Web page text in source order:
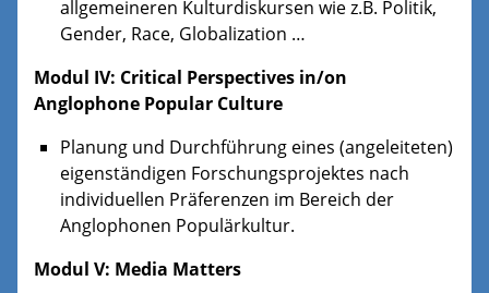
allgemeineren Kulturdiskursen wie z.B. Politik,
Gender, Race, Globalization …
Modul IV: Critical Perspectives in/on
Anglophone Popular Culture
Planung und Durchführung eines (angeleiteten)
eigenständigen Forschungsprojektes nach
individuellen Präferenzen im Bereich der
Anglophonen Populärkultur.
Modul V: Media Matters